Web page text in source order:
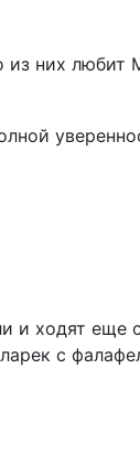
них любит
ходят
с